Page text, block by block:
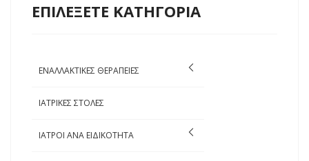
ΕΠΙΛΕΞΕΤΕ ΚΑΤΗΓΟΡΙΑ
ΕΝΑΛΛΑΚΤΙΚΕΣ ΘΕΡΑΠΕΙΕΣ
ΙΑΤΡΙΚΕΣ ΣΤΟΛΕΣ
ΙΑΤΡΟΙ ΑΝΑ ΕΙΔΙΚΟΤΗΤΑ